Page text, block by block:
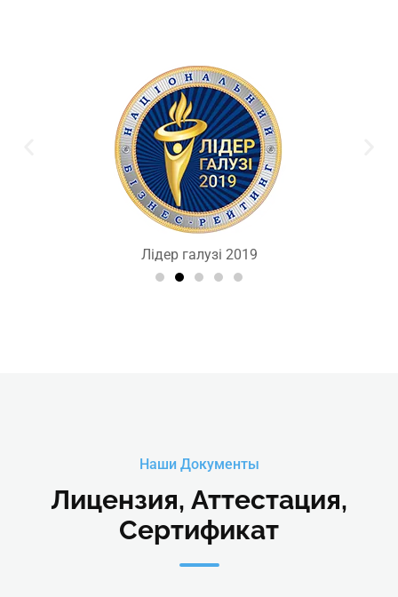
Лідер галузі 2019
Наши Документы
Лицензия, Аттестация,
Сертификат